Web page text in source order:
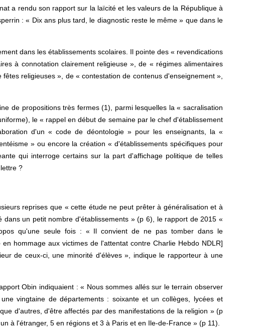
a rendu son rapport sur la laïcité et les valeurs de la République à
: « Dix ans plus tard, le diagnostic reste le même » que dans le
dans les établissements scolaires. Il pointe des « revendications
à connotation clairement religieuse », de « régimes alimentaires
religieuses », de « contestation de contenus d'enseignement »,
de propositions très fermes (1), parmi lesquelles la « sacralisation
le « rappel en début de semaine par le chef d'établissement
d'un « code de déontologie » pour les enseignants, la «
» ou encore la création « d'établissements spécifiques pour
qui interroge certains sur la part d'affichage politique de telles
?
reprises que « cette étude ne peut prêter à généralisation et à
un petit nombre d'établissements » (p 6), le rapport de 2015 «
qu'une seule fois : « Il convient de ne pas tomber dans le
hommage aux victimes de l'attentat contre Charlie Hebdo NDLR]
de ceux-ci, une minorité d'élèves », indique le rapporteur à une
Obin indiquaient : « Nous sommes allés sur le terrain observer
vingtaine de départements : soixante et un collèges, lycées et
d'autres, d'être affectés par des manifestations de la religion » (p
à l'étranger, 5 en régions et 3 à Paris et en Ile-de-France » (p 11).